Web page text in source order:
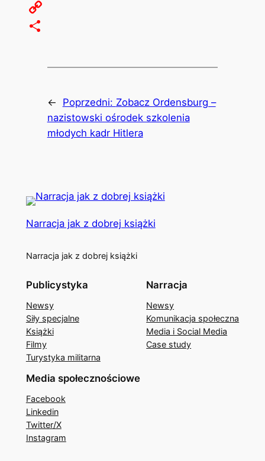
Print
Copy
← Poprzedni: Zobacz Ordensburg –
nazistowski ośrodek szkolenia
młodych kadr Hitlera
Narracja jak z dobrej książki
Narracja jak z dobrej książki
Publicystyka
Newsy
Siły specjalne
Książki
Filmy
Turystyka militarna
Narracja
Newsy
Komunikacja społeczna
Media i Social Media
Case study
Media społecznościowe
Facebook
Linkedin
Twitter/X
Instagram